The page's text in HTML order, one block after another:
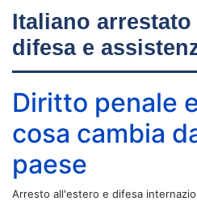
Italiano
difesa e
Diritto penale
cosa cambia
paese
Arresto all'estero e difesa